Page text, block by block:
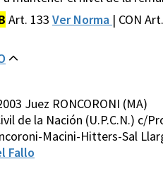
Art. 133 Ver Norma | CON
Juez RONCORONI (MA)
de la Nación (U.P.C.N.) c/
Macini-Hitters-Sal
Fallo